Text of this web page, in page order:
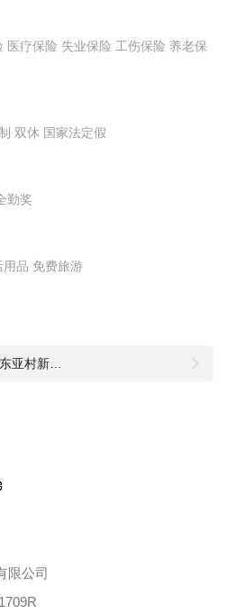
教育、唱歌、手工艺、谈天说地
、中级兴趣英语班，每季度发放
司各级员工正致力于把公司建设成
佳是电子品牌永恒之伙伴。
业，缔造完美产品。
→ 实验中学(07:00) → 南山
站(07:12) → 飞鹅岭站(07:14) → 三
(07:23) → 惠州大桥北(07:25) →
(07:32)
(07:38)
医疗保险 失业保险 工伤保险 养老保
双休 国家法定假
勤奖
品 免费旅游
限公司